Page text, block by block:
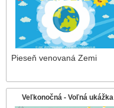
Pieseň venovaná Zemi
Veľkonočná - Voľná ukážka